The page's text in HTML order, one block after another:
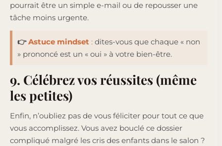
pourrait être un simple e-mail ou de repousser une
tâche moins urgente.
👉 Astuce mindset : dites-vous que chaque « non
» prononcé est un « oui » à votre bien-être.
9. Célébrez vos réussites (même
les petites)
Enfin, n’oubliez pas de vous féliciter pour tout ce que
vous accomplissez. Vous avez bouclé ce dossier
compliqué malgré les cris des enfants dans le salon ?